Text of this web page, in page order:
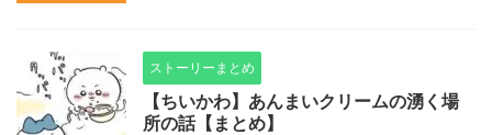
ストーリーまとめ
【ちいかわ】あんまいクリームの湧く場
所の話【まとめ】